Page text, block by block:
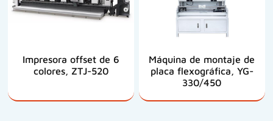
Impresora offset de 6
colores, ZTJ-520
Máquina de montaje de
placa flexográfica, YG-
330/450